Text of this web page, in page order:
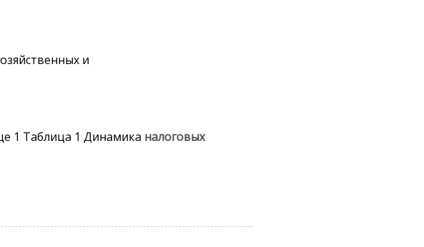
и
1 Таблица 1 Динамика налоговых